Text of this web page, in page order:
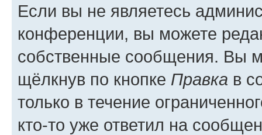
Если вы не являетесь
конференции, вы можете
собственные сообщения. Вы
щёлкнув по кнопке Правка в
только в течение
кто-то уже ответил на